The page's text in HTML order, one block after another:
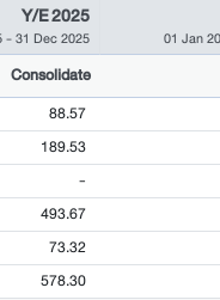
Y/E 2025
-31 Dec 2025 01 Jan
Consolidate
88.57
189.53
-
493.67
73.32
578.30